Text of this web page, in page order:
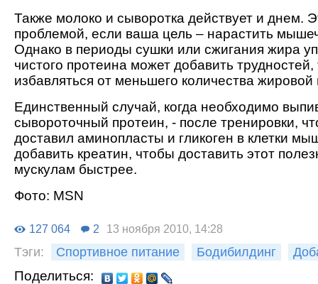
Также молоко и сыворотка действует и днем.
проблемой, если ваша цель – нарастить
Однако в периоды сушки или сжигания жира
чистого протеина может добавить трудностей,
избавляться от меньшего количества жировой
Единственный случай, когда необходимо
сывороточный протеин, - после тренировки,
доставил аминопласты и гликоген в клетки
добавить креатин, чтобы доставить этот
мускулам быстрее.
Фото: MSN
127 064 2 13 ноября 2010, 14:28
Тэги: Спортивное питание Бодибилдинг
Поделиться: